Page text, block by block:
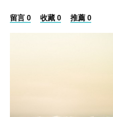
留言 0 收藏 0 推薦 0